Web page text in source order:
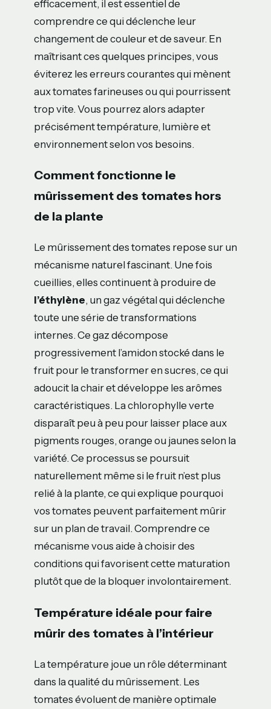
efficacement, il est essentiel de
comprendre ce qui déclenche leur
changement de couleur et de saveur. En
maîtrisant ces quelques principes, vous
éviterez les erreurs courantes qui mènent
aux tomates farineuses ou qui pourrissent
trop vite. Vous pourrez alors adapter
précisément température, lumière et
environnement selon vos besoins.
Comment fonctionne le
mûrissement des tomates hors
de la plante
Le mûrissement des tomates repose sur un
mécanisme naturel fascinant. Une fois
cueillies, elles continuent à produire de
l’éthylène, un gaz végétal qui déclenche
toute une série de transformations
internes. Ce gaz décompose
progressivement l’amidon stocké dans le
fruit pour le transformer en sucres, ce qui
adoucit la chair et développe les arômes
caractéristiques. La chlorophylle verte
disparaît peu à peu pour laisser place aux
pigments rouges, orange ou jaunes selon la
variété. Ce processus se poursuit
naturellement même si le fruit n’est plus
relié à la plante, ce qui explique pourquoi
vos tomates peuvent parfaitement mûrir
sur un plan de travail. Comprendre ce
mécanisme vous aide à choisir des
conditions qui favorisent cette maturation
plutôt que de la bloquer involontairement.
Température idéale pour faire
mûrir des tomates à l’intérieur
La température joue un rôle déterminant
dans la qualité du mûrissement. Les
tomates évoluent de manière optimale